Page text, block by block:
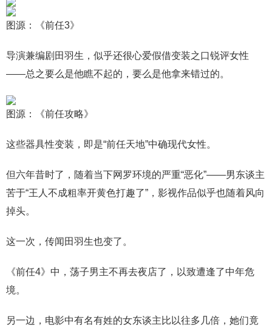
图源：《前任3》
导演兼编剧田羽生，似乎还很心爱假借变装之口锐评女性
——总之要么是他瞧不起的，要么是他拿来错过的。
图源：《前任攻略》
这些器具性变装，即是“前任天地”中确现代女性。
但六年昔时了，随着当下网罗环境的严重“恶化”——男东谈主
苦于“王人不成粗率开黄色打趣了”，影视作品似乎也随着风向
掉头。
这一次，传闻田羽生也变了。
《前任4》中，荡子男主不再去夜店了，以致遭逢了中年危
境。
另一边，电影中有名有姓的女东谈主比以往多几倍，她们竟